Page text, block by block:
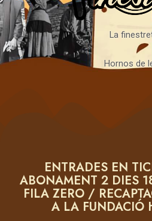
La
Hornos de
ENTRADES EN
ABONAMENT 2 DIES
FILA ZERO /
A LA FUNDACIÓ